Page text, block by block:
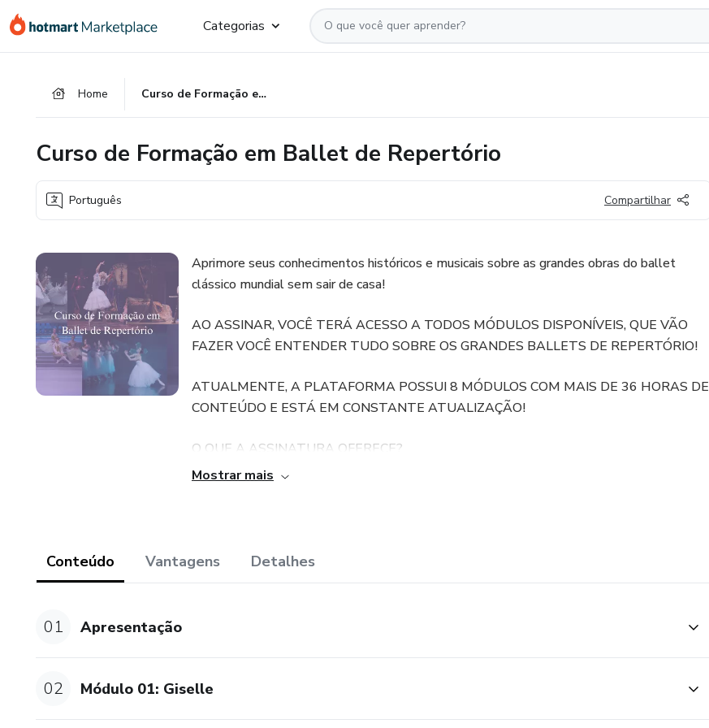
para
para
para
Categorias
Home Curso de Formação em Ballet de Repertório
Curso de Formação em Ballet de Repertório
Português Compartilhar
Aprimore seus conhecimentos históricos e musicais sobre as grandes obras do ballet
clássico mundial sem sair de casa!
AO ASSINAR, VOCÊ TERÁ ACESSO A TODOS MÓDULOS DISPONÍVEIS, QUE VÃO
FAZER VOCÊ ENTENDER TUDO SOBRE OS GRANDES BALLETS DE REPERTÓRIO!
ATUALMENTE, A PLATAFORMA POSSUI 8 MÓDULOS COM MAIS DE 36 HORAS DE
CONTEÚDO E ESTÁ EM CONSTANTE ATUALIZAÇÃO!
O QUE A ASSINATURA OFERECE?
Em cada módulo você conhecerá a vida e a obra dos compositores dos grandes ballets e
como suas histórias se entrelaçam com as obras que você irá conhecer.
*PROCESSO DE CRIAÇÃO
Mostrar mais
Conteúdo Vantagens Detalhes
01 Apresentação
02 Módulo 01: Giselle